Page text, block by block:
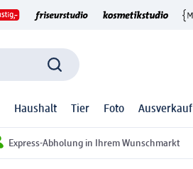
Haushalt Tier Foto Ausverkauf
Express-Abholung in Ihrem Wunschmarkt